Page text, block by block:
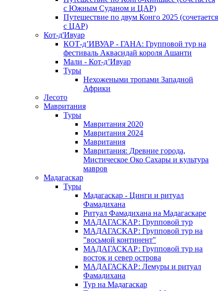
с Южным Суданом и ЦАР)
Путешествие по двум Конго 2025 (сочетается
с ЦАР)
Кот-д'Ивуар
КОТ-д’ИВУАР - ГАНА: Групповой тур на
фестиваль Аквасидай короля Ашанти
Мали - Кот-д’Ивуар
Туры
Нехожеными тропами Западной
Африки
Лесото
Мавритания
Туры
Мавритания 2020
Мавритания 2024
Мавритания
Мавритания: Древние города,
Мистическое Око Сахары и культура
мавров
Мадагаскар
Туры
Мадагаскар - Цинги и ритуал
Фамадихана
Ритуал Фамадихана на Мадагаскаре
МАДАГАСКАР: Групповой тур
МАДАГАСКАР: Групповой тур на
"восьмой континент"
МАДАГАСКАР: Групповой тур на
восток и север острова
МАДАГАСКАР: Лемуры и ритуал
Фамадихана
Тур на Мадагаскар